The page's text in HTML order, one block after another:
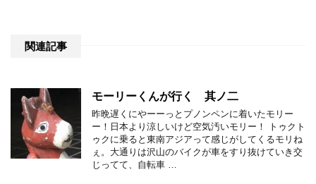
関連記事
モーリーくんが行く 其ノ二
昨晩遅くにやーーっとプノンペンに着いたモリー
ー！日本より涼しいけど空気汚いモリー！ トゥクト
ゥクに乗ると東南アジアって感じがしてくるモリね
ぇ。大通りは沢山のバイクが車をすり抜けていき交
じってて、自転車 …